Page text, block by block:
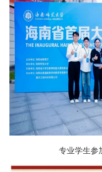
专业学生参